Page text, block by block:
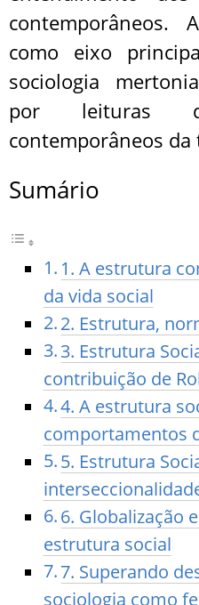
contemporâneos.
como eixo
sociologia
por leituras
contemporâneos da
Sumário
1. A estrutura
da vida social
2. Estrutura,
3. Estrutura
contribuição de
4. A estrutura
comportamentos
5. Estrutura
6. Globalização
estrutura social
7. Superando
sociologia como